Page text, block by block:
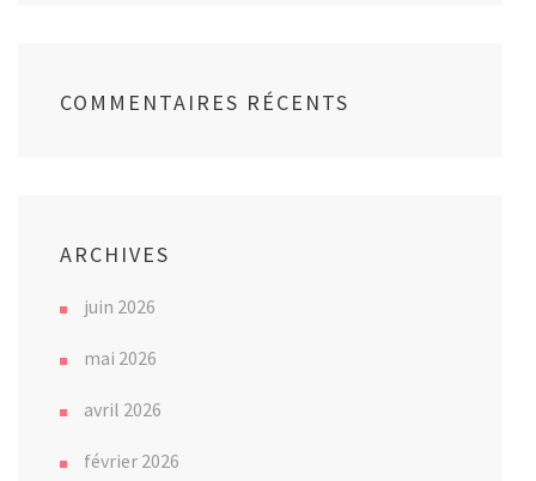
COMMENTAIRES RÉCENTS
ARCHIVES
juin 2026
mai 2026
avril 2026
février 2026